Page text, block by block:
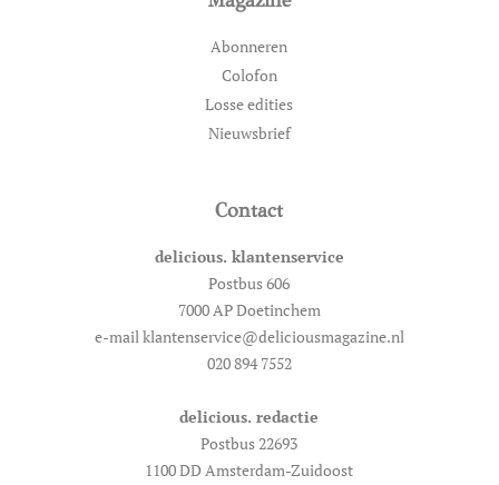
Abonneren
Colofon
Losse edities
Nieuwsbrief
Contact
delicious. klantenservice
Postbus 606
7000 AP Doetinchem
e-mail klantenservice@deliciousmagazine.nl
020 894 7552
delicious. redactie
Postbus 22693
1100 DD Amsterdam-Zuidoost